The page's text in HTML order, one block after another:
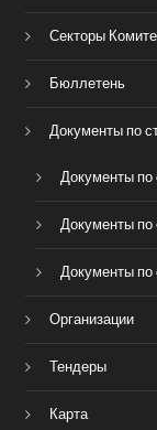
Секторы
Бюллетень
Документы по
Документы по
Документы по
Документы по
Организации
Тендеры
Карта